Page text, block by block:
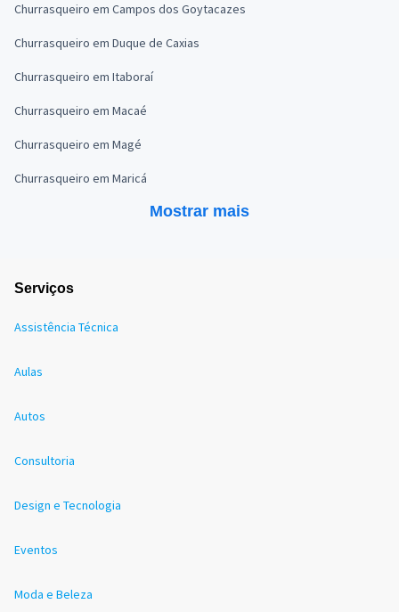
Churrasqueiro em Campos dos Goytacazes
Churrasqueiro em Duque de Caxias
Churrasqueiro em Itaboraí
Churrasqueiro em Macaé
Churrasqueiro em Magé
Churrasqueiro em Maricá
Mostrar mais
Serviços
Assistência Técnica
Aulas
Autos
Consultoria
Design e Tecnologia
Eventos
Moda e Beleza